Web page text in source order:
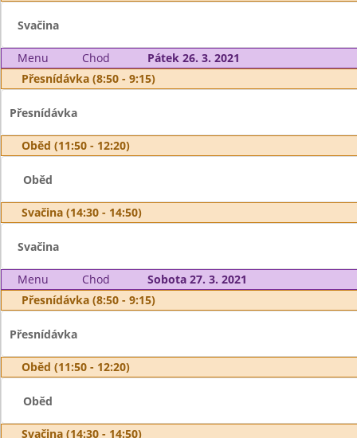
Svačina
Menu Chod
Pátek 26. 3. 2021
Přesnídávka (8:50 - 9:15)
Přesnídávka
Oběd (11:50 - 12:20)
Oběd
Svačina (14:30 - 14:50)
Svačina
Menu Chod
Sobota 27. 3. 2021
Přesnídávka (8:50 - 9:15)
Přesnídávka
Oběd (11:50 - 12:20)
Oběd
Svačina (14:30 - 14:50)